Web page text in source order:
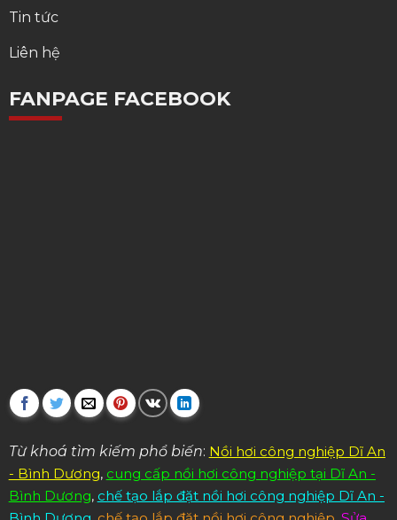
Tin tức
Liên hệ
FANPAGE FACEBOOK
Từ khoá tìm kiếm phổ biến: Nồi hơi công nghiệp Dĩ An
- Bình Dương, cung cấp nồi hơi công nghiệp tại Dĩ An -
Bình Dương, chế tạo lắp đặt nồi hơi công nghiệp Dĩ An -